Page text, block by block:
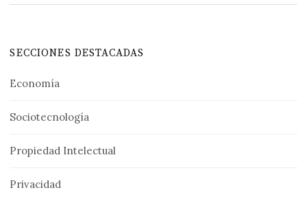
SECCIONES DESTACADAS
Economía
Sociotecnología
Propiedad Intelectual
Privacidad